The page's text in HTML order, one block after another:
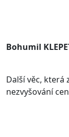
Bohumil
Další věc, která
nezvyšování